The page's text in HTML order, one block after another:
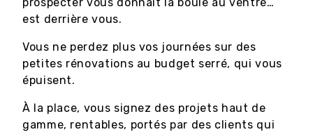
est derrière vous.
Vous ne perdez plus vos journées sur des
petites rénovations au budget serré, qui vous
épuisent.
À la place, vous signez des projets haut de
gamme, rentables, portés par des clients qui